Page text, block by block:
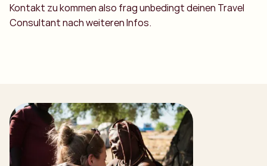
Kontakt zu kommen also frag unbedingt deinen Travel
Consultant nach weiteren Infos.